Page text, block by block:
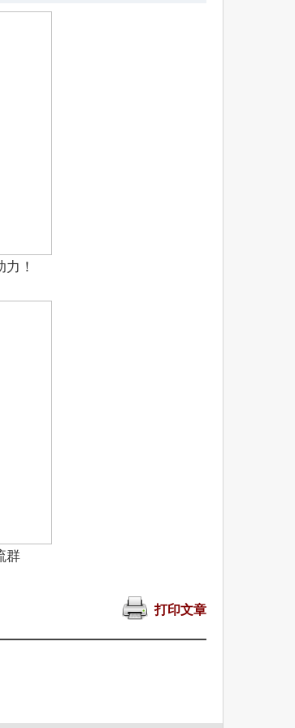
！
群
打印文章